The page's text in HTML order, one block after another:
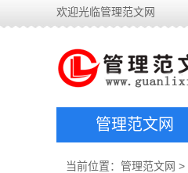
欢迎光临管理范文网
管理范文网
当前位置： 管理范文网 >